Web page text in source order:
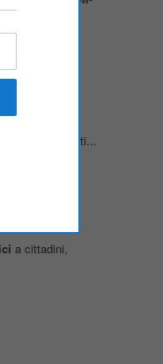
di
I requisiti...
a cittadini,